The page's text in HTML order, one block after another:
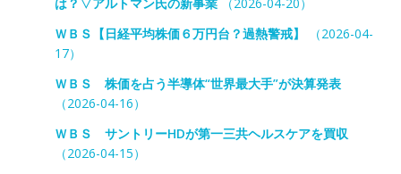
ＷＢＳ【日経平均株価６万円台？過熱警戒】
（2026-04-
17）
ＷＢＳ 株価を占う半導体“世界最大手”が決算発表
（2026-04-16）
ＷＢＳ サントリーHDが第一三共ヘルスケアを買収
（2026-04-15）